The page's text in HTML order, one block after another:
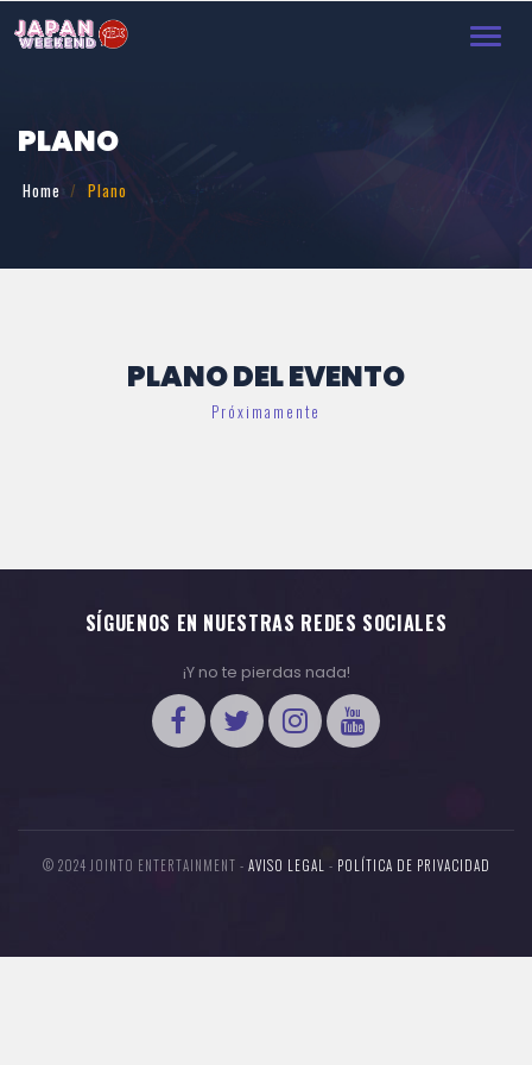
PLANO
Home Plano
PLANO DEL EVENTO
Próximamente
SÍGUENOS EN NUESTRAS REDES SOCIALES
¡Y no te pierdas nada!
© 2024 JOINTO ENTERTAINMENT - AVISO LEGAL - POLÍTICA DE PRIVACIDAD